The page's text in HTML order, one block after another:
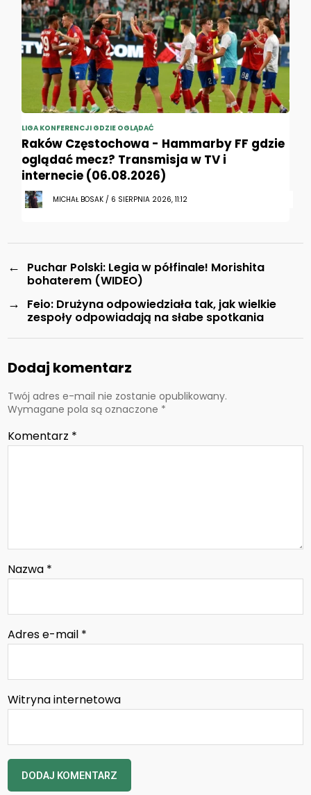
LIGA KONFERENCJI GDZIE OGLĄDAĆ
Raków Częstochowa - Hammarby FF gdzie
oglądać mecz? Transmisja w TV i
internecie (06.08.2026)
MICHAŁ BOSAK / 6 SIERPNIA 2026, 11:12
←
Puchar Polski: Legia w półfinale! Morishita
bohaterem (WIDEO)
→
Feio: Drużyna odpowiedziała tak, jak wielkie
zespoły odpowiadają na słabe spotkania
Dodaj komentarz
Twój adres e-mail nie zostanie opublikowany.
Wymagane pola są oznaczone *
Komentarz *
Nazwa *
Adres e-mail *
Witryna internetowa